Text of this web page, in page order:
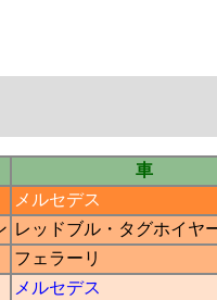
車
メルセデス
レッドブル ・ タグホイヤ
フェラーリ
メルセデス